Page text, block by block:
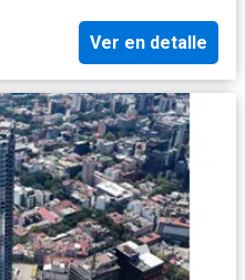
Ver en detalle